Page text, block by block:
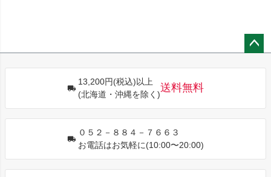
13,200円(税込)以上
(北海道・沖縄を除く)
送料無料
０５２－８８４－７６６３
お電話はお気軽に(10:00〜20:00)